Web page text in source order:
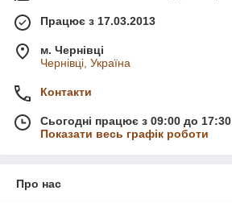
Працює з 17.03.2013
м. Чернівці
Чернівці, Україна
Контакти
Сьогодні працює з 09:00 до 17:30
Показати весь графік роботи
Про нас